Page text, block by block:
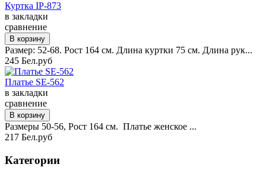
Куртка IP-873
в закладки
сравнение
Размер: 52-68. Рост 164 см. Длина куртки 75 см. Длина рук...
245 Бел.руб
Платье SE-562
в закладки
сравнение
Размеры 50-56, Рост 164 см. Платье женское ...
217 Бел.руб
Категории